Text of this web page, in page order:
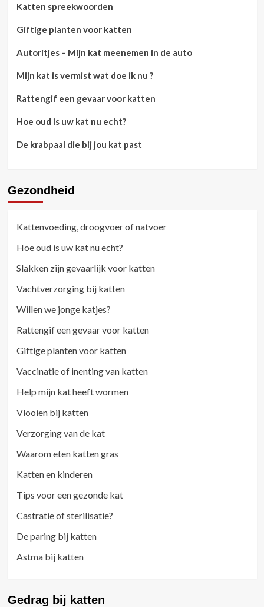
Katten spreekwoorden
Giftige planten voor katten
Autoritjes – Mijn kat meenemen in de auto
Mijn kat is vermist wat doe ik nu ?
Rattengif een gevaar voor katten
Hoe oud is uw kat nu echt?
De krabpaal die bij jou kat past
Gezondheid
Kattenvoeding, droogvoer of natvoer
Hoe oud is uw kat nu echt?
Slakken zijn gevaarlijk voor katten
Vachtverzorging bij katten
Willen we jonge katjes?
Rattengif een gevaar voor katten
Giftige planten voor katten
Vaccinatie of inenting van katten
Help mijn kat heeft wormen
Vlooien bij katten
Verzorging van de kat
Waarom eten katten gras
Katten en kinderen
Tips voor een gezonde kat
Castratie of sterilisatie?
De paring bij katten
Astma bij katten
Gedrag bij katten